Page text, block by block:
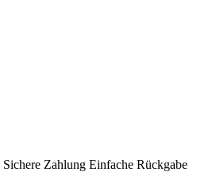
Sichere Zahlung Einfache Rückgabe